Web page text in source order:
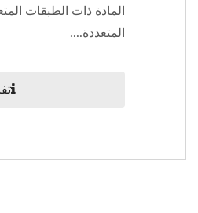
المادة ذات الطبقات
المتعددة....